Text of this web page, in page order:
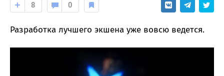
8 0
Разработка лучшего экшена уже вовсю ведется.